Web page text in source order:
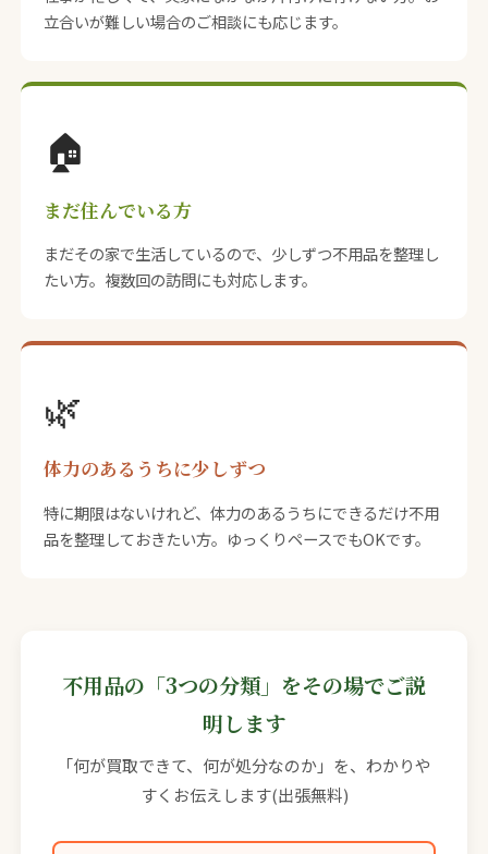
立合いが難しい場合のご相談にも応じます。
🏠
まだ住んでいる方
まだその家で生活しているので、少しずつ不用品を整理し
たい方。複数回の訪問にも対応します。
🌿
体力のあるうちに少しずつ
特に期限はないけれど、体力のあるうちにできるだけ不用
品を整理しておきたい方。ゆっくりペースでもOKです。
不用品の「3つの分類」をその場でご説
明します
「何が買取できて、何が処分なのか」を、わかりや
すくお伝えします(出張無料)